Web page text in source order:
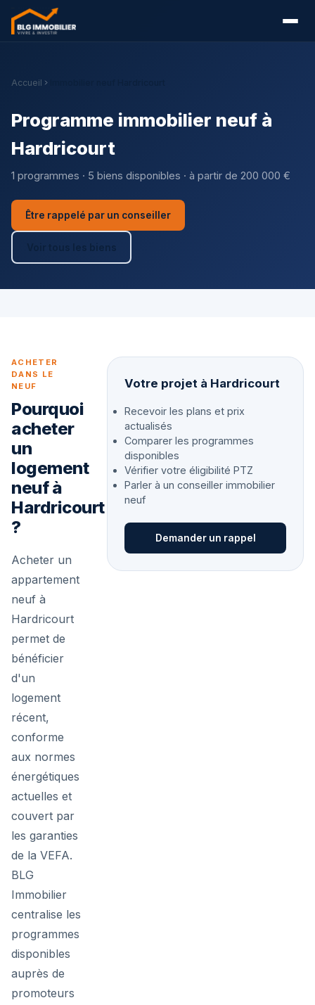
Accueil
Programme immobilier neuf à
Hardricourt
1 programmes · 5 biens disponibles · à partir de 200 000 €
Être rappelé par un conseiller
Voir tous les biens
ACHETER
DANS LE
NEUF
Pourquoi
acheter
un
logement
neuf à
Hardricourt
?
Acheter un
appartement
neuf à
Hardricourt
permet de
bénéficier
d'un
logement
récent,
conforme
aux normes
énergétiques
actuelles et
couvert par
les garanties
de la VEFA.
BLG
Immobilier
centralise les
programmes
disponibles
auprès de
promoteurs
Votre projet à Hardricourt
Recevoir les plans et prix
actualisés
Comparer les programmes
disponibles
Vérifier votre éligibilité PTZ
Parler à un conseiller immobilier
neuf
Demander un rappel